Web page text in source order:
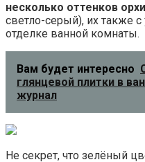
несколько оттенков
светло-серый), их также
отделке ванной комнаты.
Вам будет интересно
глянцевой плитки в
журнал
Не секрет, что зелёный